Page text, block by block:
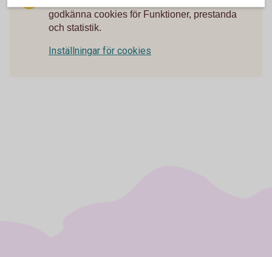
godkänna cookies för Funktioner, prestanda
och statistik.
Inställningar för cookies